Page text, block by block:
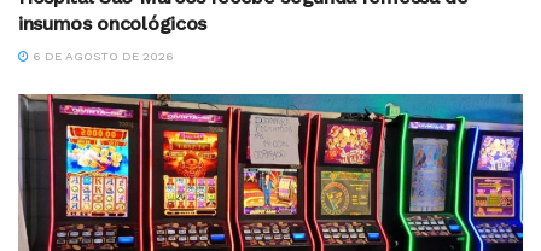
insumos oncológicos
6 DE AGOSTO DE 2026